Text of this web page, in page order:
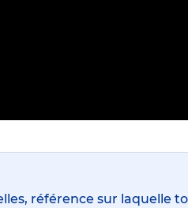
référence sur laquelle